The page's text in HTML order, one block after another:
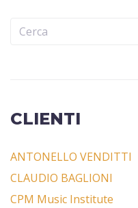
CLIENTI
ANTONELLO VENDITTI
CLAUDIO BAGLIONI
CPM Music Institute